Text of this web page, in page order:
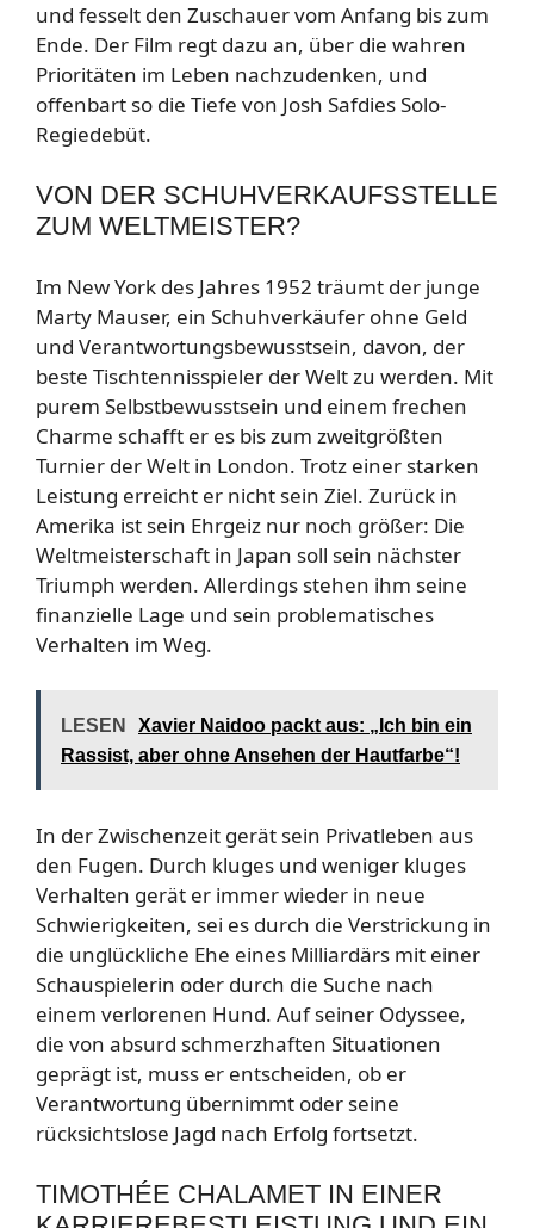
und fesselt den Zuschauer vom Anfang bis zum
Ende. Der Film regt dazu an, über die wahren
Prioritäten im Leben nachzudenken, und
offenbart so die Tiefe von Josh Safdies Solo-
Regiedebüt.
VON DER SCHUHVERKAUFSSTELLE
ZUM WELTMEISTER?
Im New York des Jahres 1952 träumt der junge
Marty Mauser, ein Schuhverkäufer ohne Geld
und Verantwortungsbewusstsein, davon, der
beste Tischtennisspieler der Welt zu werden. Mit
purem Selbstbewusstsein und einem frechen
Charme schafft er es bis zum zweitgrößten
Turnier der Welt in London. Trotz einer starken
Leistung erreicht er nicht sein Ziel. Zurück in
Amerika ist sein Ehrgeiz nur noch größer: Die
Weltmeisterschaft in Japan soll sein nächster
Triumph werden. Allerdings stehen ihm seine
finanzielle Lage und sein problematisches
Verhalten im Weg.
LESEN
Xavier Naidoo packt aus: „Ich bin ein
Rassist, aber ohne Ansehen der Hautfarbe“!
In der Zwischenzeit gerät sein Privatleben aus
den Fugen. Durch kluges und weniger kluges
Verhalten gerät er immer wieder in neue
Schwierigkeiten, sei es durch die Verstrickung in
die unglückliche Ehe eines Milliardärs mit einer
Schauspielerin oder durch die Suche nach
einem verlorenen Hund. Auf seiner Odyssee,
die von absurd schmerzhaften Situationen
geprägt ist, muss er entscheiden, ob er
Verantwortung übernimmt oder seine
rücksichtslose Jagd nach Erfolg fortsetzt.
TIMOTHÉE CHALAMET IN EINER